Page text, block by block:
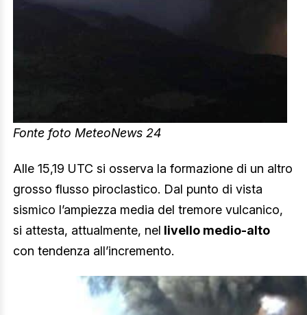
Fonte foto MeteoNews 24
Alle 15,19 UTC si osserva la formazione di un altro
grosso flusso piroclastico. Dal punto di vista
sismico l’ampiezza media del tremore vulcanico,
si attesta, attualmente, nel livello medio-alto
con tendenza all’incremento.